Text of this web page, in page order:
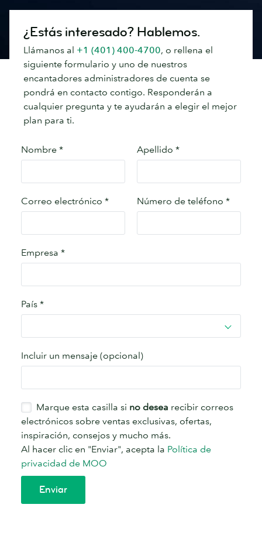
¿Estás interesado? Hablemos.
Llámanos al +1 (401) 400-4700, o rellena el
siguiente formulario y uno de nuestros
encantadores administradores de cuenta se
pondrá en contacto contigo. Responderán a
cualquier pregunta y te ayudarán a elegir el mejor
plan para ti.